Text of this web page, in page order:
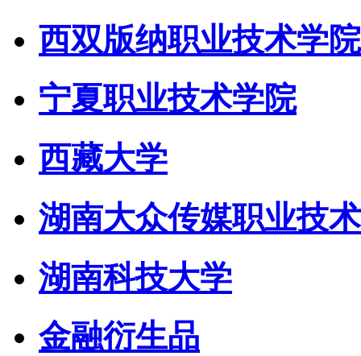
西双版纳职业技术学院
宁夏职业技术学院
西藏大学
湖南大众传媒职业技
湖南科技大学
金融衍生品